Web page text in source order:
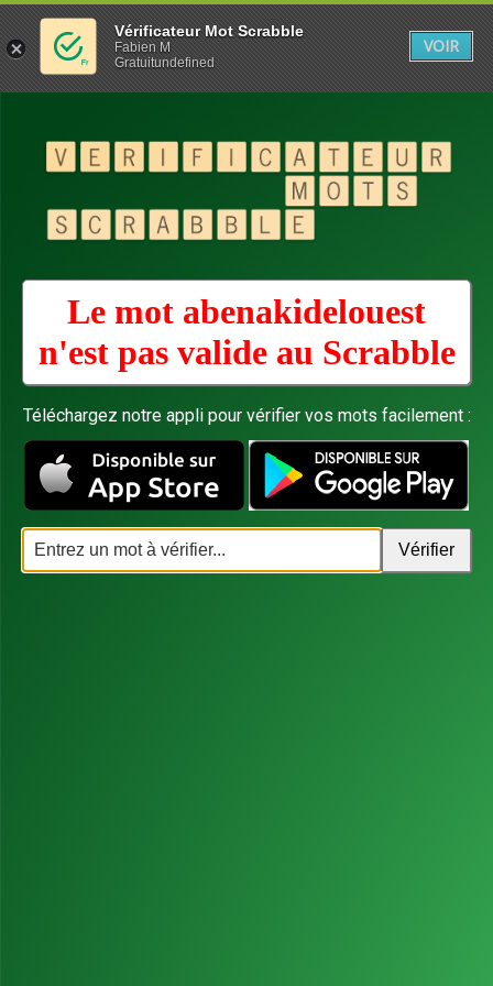
Le mot abenakidelouest
n'est pas valide au Scrabble
Téléchargez notre appli pour vérifier vos mots facilement :
Vérificateur Mot Scrabble
Fabien M
Gratuitundefined
VOIR